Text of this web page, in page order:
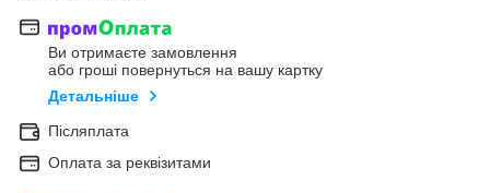
Ви отримаєте замовлення
або гроші повернуться на вашу картку
Детальніше
Післяплата
Оплата за реквізитами